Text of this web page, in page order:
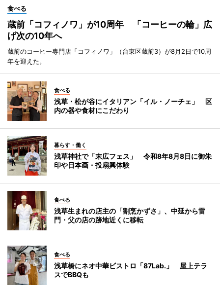
食べる
蔵前「コフィノワ」が10周年 「コーヒーの輪」広
げ次の10年へ
蔵前のコーヒー専門店「コフィノワ」（台東区蔵前3）が8月2日で10周
年を迎えた。
食べる
浅草・松が谷にイタリアン「イル・ノーチェ」 区
内の器や食材にこだわり
暮らす・働く
浅草神社で「末広フェス」 令和8年8月8日に御朱
印や日本画・投扇興体験
食べる
浅草生まれの店主の「割烹かずさ」、中延から雷
門・父の店の跡地近くに移転
食べる
浅草橋にネオ中華ビストロ「87Lab.」 屋上テラ
スでBBQも